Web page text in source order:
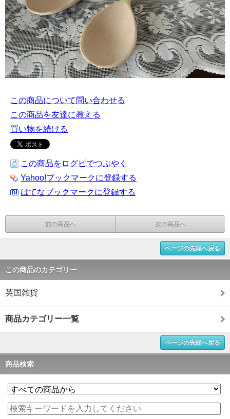
この商品について問い合わせる
この商品を友達に教える
買い物を続ける
この商品をログピでつぶやく
Yahoo!ブックマークに登録する
はてなブックマークに登録する
前の商品へ 次の商品へ
ページの先頭へ戻る
この商品のカテゴリー
英国雑貨
商品カテゴリー一覧
ページの先頭へ戻る
商品検索